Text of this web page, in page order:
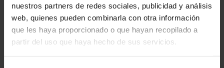
nuestros partners de redes sociales, publicidad y análisis
web, quienes pueden combinarla con otra información
que les haya proporcionado o que hayan recopilado a
partir del uso que haya hecho de sus servicios.